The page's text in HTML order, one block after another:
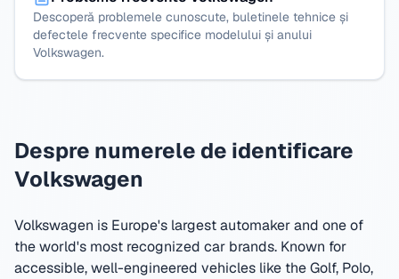
Descoperă problemele cunoscute, buletinele tehnice și
defectele frecvente specifice modelului și anului
Volkswagen.
Despre numerele de identificare
Volkswagen
Volkswagen is Europe's largest automaker and one of
the world's most recognized car brands. Known for
accessible, well-engineered vehicles like the Golf, Polo,